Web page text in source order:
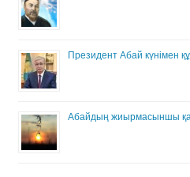
Президент Абай күнімен
Абайдың жиырмасыншы